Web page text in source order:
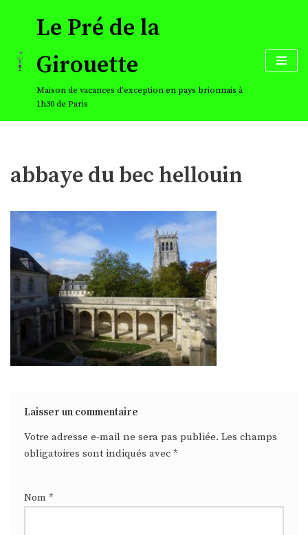
au
contenu
Le Pré de la
Girouette
Maison de vacances d'exception en pays brionnais à
1h30 de Paris
abbaye du bec hellouin
Laisser un commentaire
Votre adresse e-mail ne sera pas publiée. Les champs
obligatoires sont indiqués avec *
Nom *